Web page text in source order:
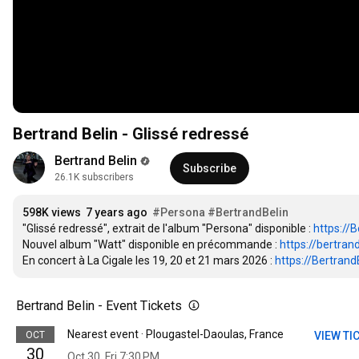
Bertrand Belin - Glissé redressé
Bertrand Belin
26.1K subscribers
Subscribe
598K views 7 years ago #Persona #BertrandBelin
"Glissé redressé", extrait de l'album "Persona" disponible : https://
Nouvel album "Watt" disponible en précommande : https://
En concert à La Cigale les 19, 20 et 21 mars 2026 : https://
Bertrand Belin - Event Tickets
OCT
30
Nearest event · Plougastel-Daoulas, France
VIEW